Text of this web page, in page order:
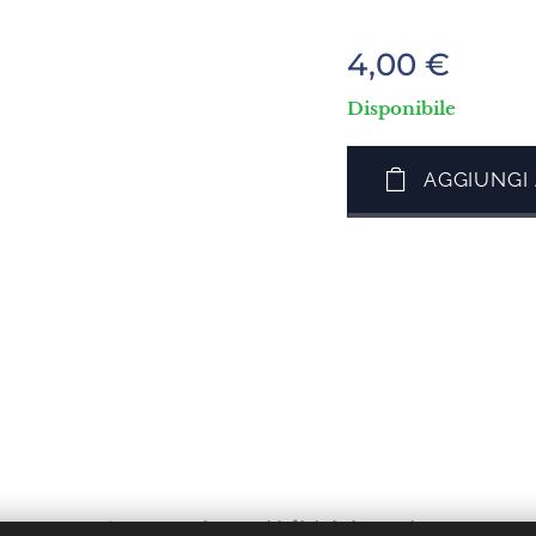
4,00 €
Disponibile
AGGIUNGI
Lesvos 81300, Grecia. Tutti i diritti riservati.